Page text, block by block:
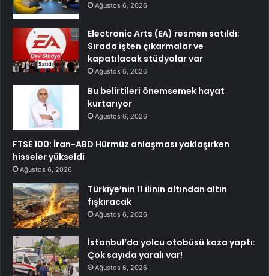
Ağustos 6, 2026
Electronic Arts (EA) resmen satıldı;
Sırada işten çıkarmalar ve
kapatılacak stüdyolar var
Ağustos 6, 2026
Bu belirtileri önemsemek hayat
kurtarıyor
Ağustos 6, 2026
FTSE 100: İran-ABD Hürmüz anlaşması yaklaşırken
hisseler yükseldi
Ağustos 6, 2026
Türkiye’nin 11 ilinin altından altın
fışkıracak
Ağustos 6, 2026
İstanbul’da yolcu otobüsü kaza yaptı:
Çok sayıda yaralı var!
Ağustos 6, 2026